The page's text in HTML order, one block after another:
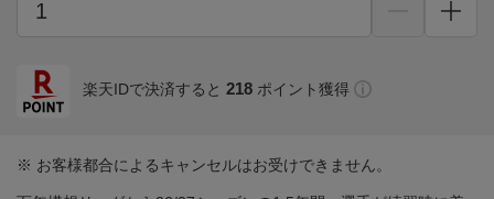
楽天IDで決済すると 218 ポイント獲得
※ お客様都合によるキャンセルはお受けできません。